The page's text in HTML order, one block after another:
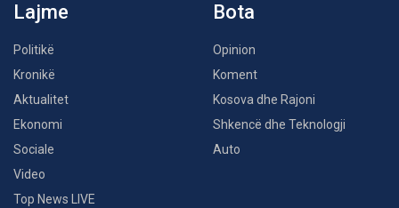
Lajme
Politikë
Kronikë
Aktualitet
Ekonomi
Sociale
Video
Top News LIVE
Bota
Opinion
Koment
Kosova dhe Rajoni
Shkencë dhe Teknologji
Auto